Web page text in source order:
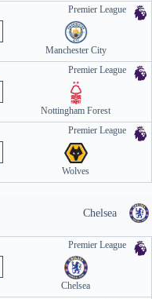
Premier League
Manchester City
Premier League
Nottingham Forest
Premier League
Wolves
Chelsea
Premier League
Chelsea